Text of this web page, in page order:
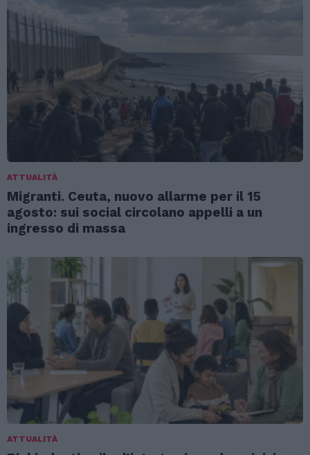
ATTUALITÀ
Migranti. Ceuta, nuovo allarme per il 15
agosto: sui social circolano appelli a un
ingresso di massa
ATTUALITÀ